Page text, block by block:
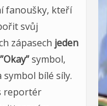
fanoušky, kteří
svůj
zápasech jeden
”Okay”symbol,
symbol bílé síly.
reportér